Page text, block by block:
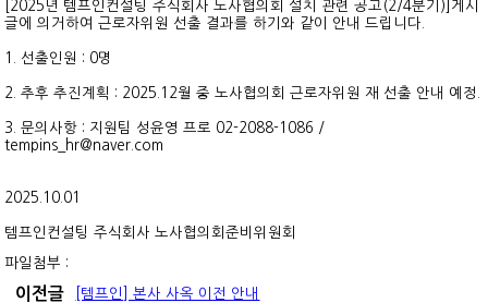
페이롤
자료실
[2025년 템프인컨설팅 주식회사 노사협의회 설치 관련 공고(2/4분기)]게시
글에 의거하여 근로자위원 선출 결과를 하기와 같이 안내 드립니다.
1. 선출인원 : 0명
2. 추후 추진계획 : 2025.12월 중 노사협의회 근로자위원 재 선출 안내 예정.
3. 문의사항 : 지원팀 성윤영 프로 02-2088-1086 /
tempins_hr@naver.com
2025.10.01
템프인컨설팅 주식회사 노사협의회준비위원회
파일첨부 :
이전글 [템프인] 본사 사옥 이전 안내